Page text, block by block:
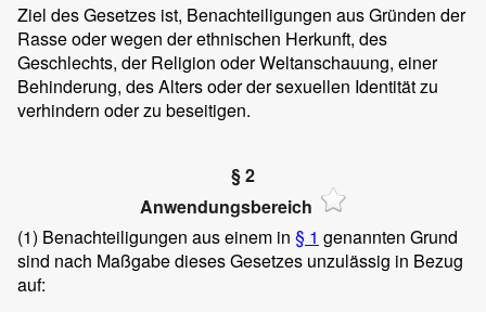
Ziel des Gesetzes ist, Benachteiligungen aus Gründen der
Rasse oder wegen der ethnischen Herkunft, des
Geschlechts, der Religion oder Weltanschauung, einer
Behinderung, des Alters oder der sexuellen Identität zu
verhindern oder zu beseitigen.
§ 2
Anwendungsbereich
(1) Benachteiligungen aus einem in § 1 genannten Grund
sind nach Maßgabe dieses Gesetzes unzulässig in Bezug
auf: